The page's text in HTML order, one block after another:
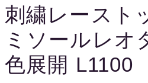
刺繍レースト
ミソールレオ
色展開 L1100